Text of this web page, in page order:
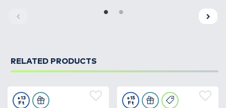
RELATED PRODUCTS
+13
Ft
+15
Ft